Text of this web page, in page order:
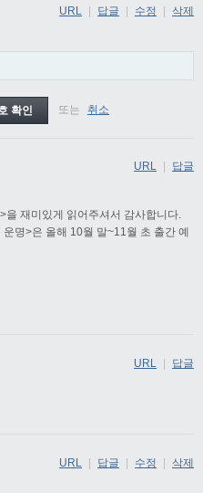
또는 취소
URL | 답글 | 수정 | 삭제
을 재미있게 읽어주셔서 감사합니다.
명>은 올해 10월 말~11월 초 출간 예
URL 답글
URL | 답글
URL | 답글 | 수정 | 삭제